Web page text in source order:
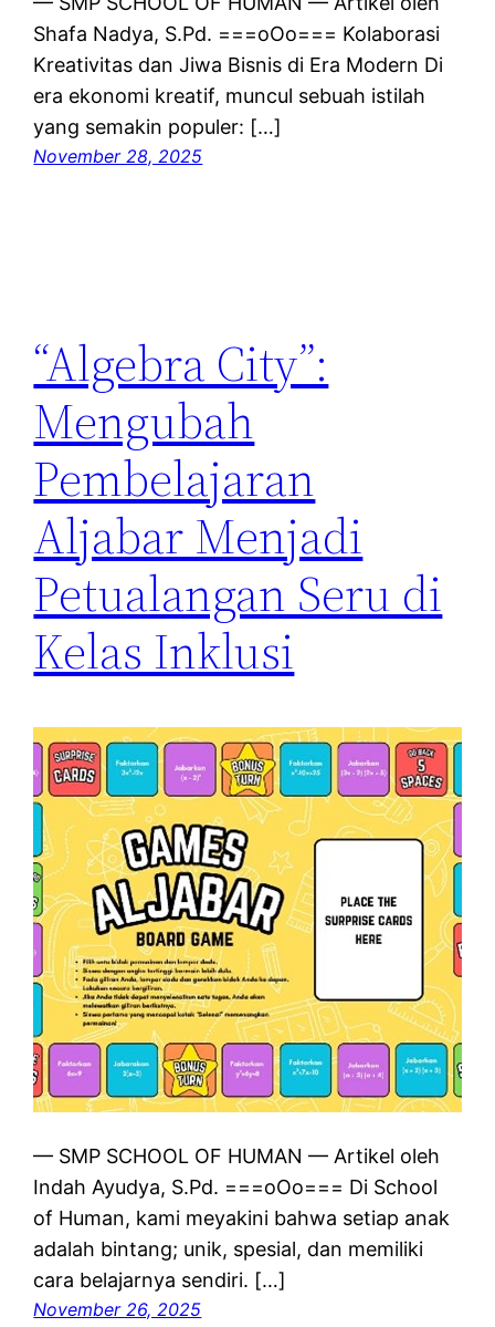
Shafa Nadya, S.Pd. ===oOo=== Kolaborasi
Kreativitas dan Jiwa Bisnis di Era Modern Di
era ekonomi kreatif, muncul sebuah istilah
yang semakin populer: […]
November 28, 2025
“Algebra City”:
Mengubah
Pembelajaran
Aljabar Menjadi
Petualangan Seru di
Kelas Inklusi
— SMP SCHOOL OF HUMAN — Artikel oleh
Indah Ayudya, S.Pd. ===oOo=== Di School
of Human, kami meyakini bahwa setiap anak
adalah bintang; unik, spesial, dan memiliki
cara belajarnya sendiri. […]
November 26, 2025